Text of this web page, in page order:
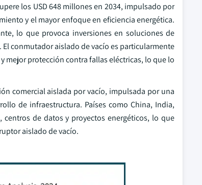
los USD 648 millones en 2034, impulsado por
y el mayor enfoque en eficiencia energética.
lo que provoca inversiones en soluciones de
conmutador aislado de vacío es particularmente
protección contra fallas eléctricas, lo que lo
comercial aislada por vacío, impulsada por una
de infraestructura. Países como China, India,
de datos y proyectos energéticos, lo que
aislado de vacío.